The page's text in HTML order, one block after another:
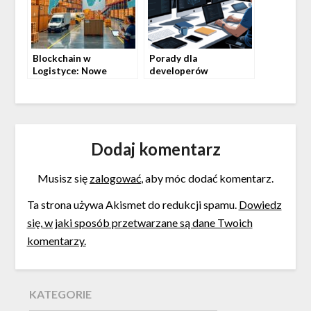
Blockchain w
Logistyce: Nowe
Porady dla
developerów
Dodaj komentarz
Musisz się zalogować, aby móc dodać komentarz.
Ta strona używa Akismet do redukcji spamu. Dowiedz
się, w jaki sposób przetwarzane są dane Twoich
komentarzy.
KATEGORIE